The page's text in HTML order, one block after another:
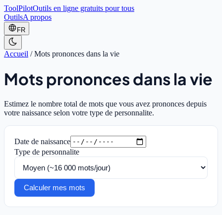
ToolPilotOutils en ligne gratuits pour tous
OutilsA propos
FR
Accueil /Mots prononces dans la vie
Mots prononces dans la vie
Estimez le nombre total de mots que vous avez prononces depuis
votre naissance selon votre type de personnalite.
Date de naissance
Type de personnalite
Calculer mes mots